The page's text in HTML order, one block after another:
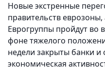
Новые экстренные
правительств еврозоны,
Еврогруппы пройдут во
фоне тяжелого
недели закрыты банки и
экономическая